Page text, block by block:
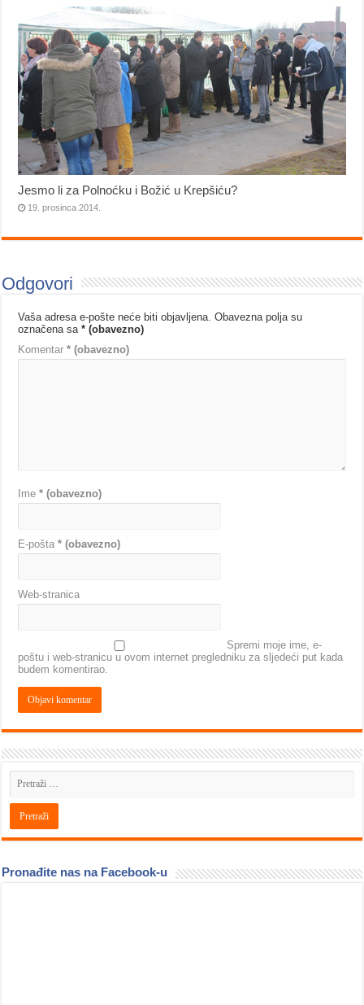
Jesmo li za Polnoćku i Božić u Krepšiću?
19. prosinca 2014.
Odgovori
Vaša adresa e-pošte neće biti objavljena. Obavezna polja su
označena sa* (obavezno)
Komentar* (obavezno)
Ime* (obavezno)
E-pošta* (obavezno)
Web-stranica
Spremi moje ime, e-
poštu i web-stranicu u ovom internet pregledniku za sljedeći put kada
budem komentirao.
Pronađite nas na Facebook-u